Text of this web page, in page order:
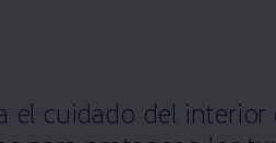
el cuidado del interior